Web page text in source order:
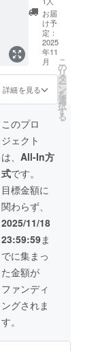
けます
冷蔵庫
へ保存
後、1週
間を目
安にお
召し上
がり下
蔵庫に
保管
し、1週
間を目
処に早
めにお
召し上
がり下
さい。
お届
け予
定：
2025
年11
月
詳細を見る
こ
の
リ
タ
ー
ン
を
選
択
す
る
このプロ
ジェクト
は、 All-In方
式です。
目標金額に
関わらず、
2025/11/18
23:59:59ま
でに集まっ
た金額が
ファンディ
ングされま
す。